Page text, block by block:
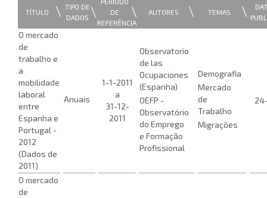
TÍTULO | TIPO DE
DADOS |
DE
REFERÊNCIA
| AUTORES | TEMAS |
O mercado
de
trabalho e
a
mobilidade
laboral
entre
Espanha e
Portugal -
2012
(Dados de
2011)
Anuais
1-1-2011
a
31-12-
2011
Observatorio
de las
Ocupaciones
(Espanha)
OEFP -
Observatório
do Emprego
e Formação
Profissional
Demografia
Mercado
de
Trabalho
Migrações
O mercado
de